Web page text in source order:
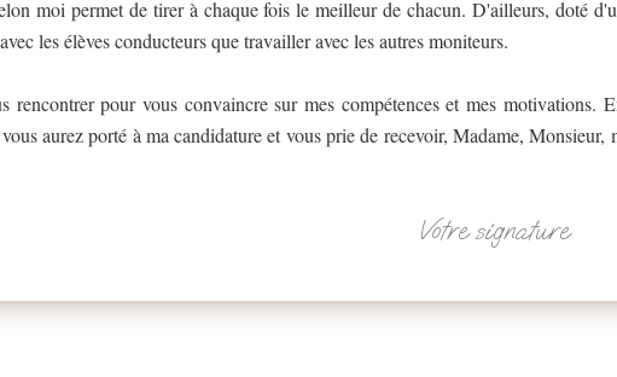
moi permet de tirer à chaque fois le meilleur de chacun. D'ailleurs, doté
les élèves conducteurs que travailler avec les autres moniteurs.
rencontrer pour vous convaincre sur mes compétences et mes motivations.
aurez porté à ma candidature et vous prie de recevoir, Madame, Monsieur,
Votre signature